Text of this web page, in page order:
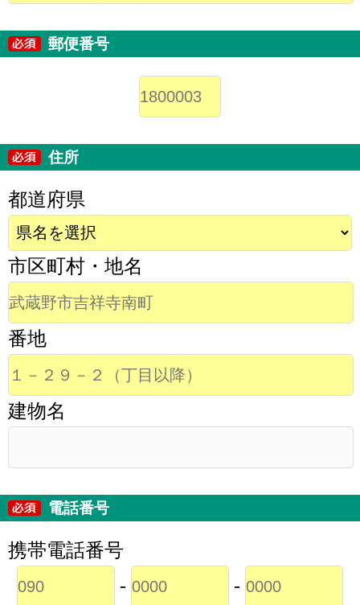
郵便番号
住所
都道府県
市区町村・地名
番地
建物名
電話番号
携帯電話番号
-
-